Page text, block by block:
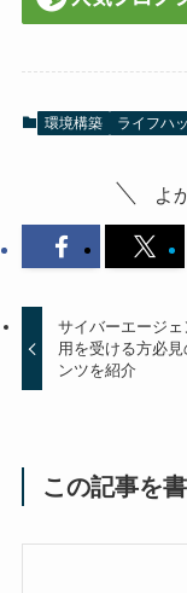
環境構築 ライフハ
よ
サイバーエージ
用を受ける方必見
ンツを紹介
この記事を